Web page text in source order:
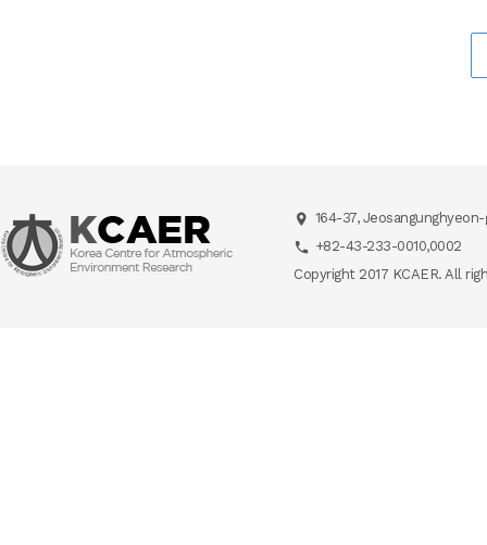
164-37,
+82-43-233-0010,0002
Copyright 2017 KCAER. All